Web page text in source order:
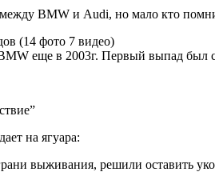
BMW и Audi, но мало кто
еще в 2003г. Первый выпад был
на ягуара:
выживания, решили оставить